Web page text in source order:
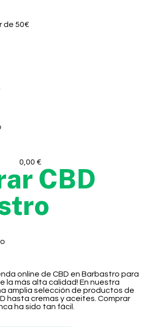
de 50€​
0,00 €
CBD
online de CBD en Barbastro para
la más alta calidad! En nuestra
amplia selección de productos de
hasta cremas y aceites. Comprar
ha sido tan fácil.